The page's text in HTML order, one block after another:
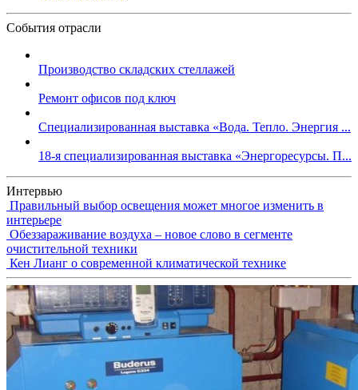
События отрасли
Производство складских стеллажей
Ремонт офисов под ключ
Специализированная выставка «Вода. Тепло. Энергия ...
18-я специализированная выставка «Энергоресурсы. П...
Интервью
Правильный выбор освещения может многое изменить в
интерьере
Обеззараживание воздуха – новое слово в сегменте
очистительной техники
Кен Лианг о современной климатической технике